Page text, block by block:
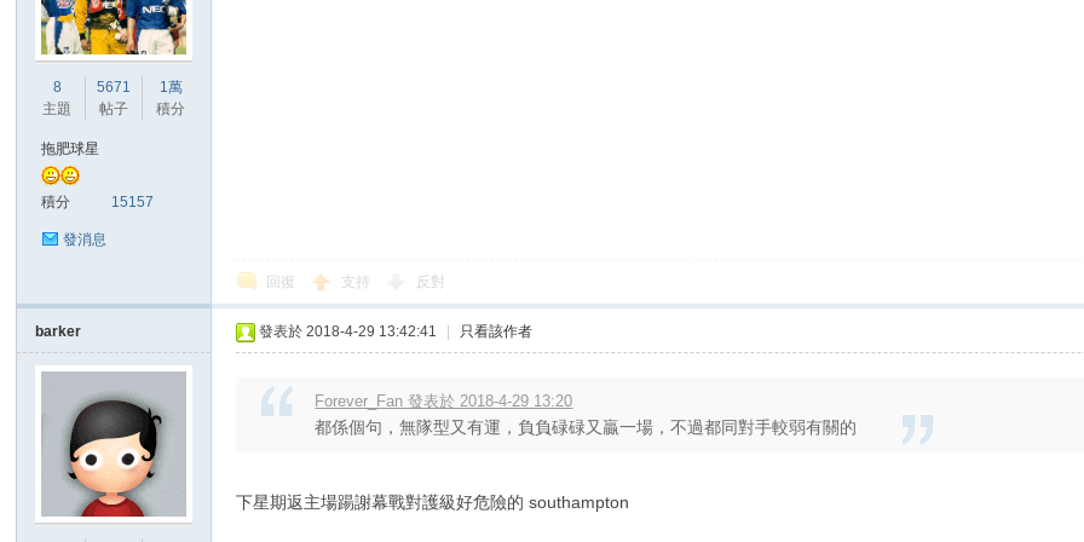
愛
8
主題
5671
帖子
1萬
積分
拖肥球星
積分 15157
發消息
回復 支持 反對
barker 發表於 2018-4-29 13:42:41 只看該作者
Forever_Fan 發表於 2018-4-29 13:20
都係個句，無隊型又有運，負負碌碌又贏一場，不過都同對手較弱有關的
下星期返主場踼謝幕戰對護級好危險的 southampton